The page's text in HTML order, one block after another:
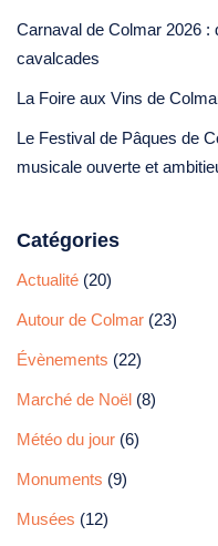
Carnaval de Colmar 2026
cavalcades
La Foire aux Vins de
Le Festival de Pâques de
musicale ouverte et
Catégories
Actualité (20)
Autour de Colmar (23)
Évènements (22)
Marché de Noël (8)
Météo du jour (6)
Monuments (9)
Musées (12)